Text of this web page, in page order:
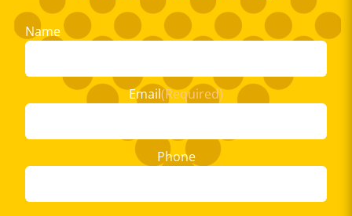
Name
Email(Required)
Phone